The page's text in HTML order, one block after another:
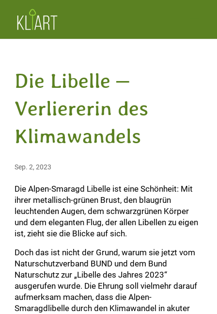
Die Libelle –
Verliererin des
Klimawandels
Sep. 2, 2023
Die Alpen-Smaragd Libelle ist eine Schönheit: Mit
ihrer metallisch-grünen Brust, den blaugrün
leuchtenden Augen, dem schwarzgrünen Körper
und dem eleganten Flug, der allen Libellen zu eigen
ist, zieht sie die Blicke auf sich.
Doch das ist nicht der Grund, warum sie jetzt vom
Naturschutzverband BUND und dem Bund
Naturschutz zur „Libelle des Jahres 2023“
ausgerufen wurde. Die Ehrung soll vielmehr darauf
aufmerksam machen, dass die Alpen-
Smaragdlibelle durch den Klimawandel in akuter